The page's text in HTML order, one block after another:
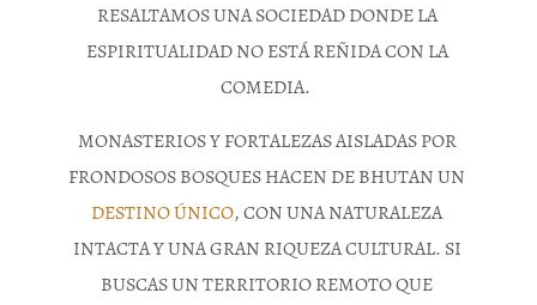
RESALTAMOS UNA SOCIEDAD DONDE LA
ESPIRITUALIDAD NO ESTÁ REÑIDA CON LA
COMEDIA.
MONASTERIOS Y FORTALEZAS AISLADAS POR
FRONDOSOS BOSQUES HACEN DE BHUTAN UN
DESTINO ÚNICO, CON UNA NATURALEZA
INTACTA Y UNA GRAN RIQUEZA CULTURAL. SI
BUSCAS UN TERRITORIO REMOTO QUE